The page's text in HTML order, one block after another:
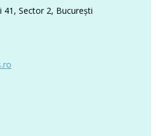
41, Sector 2, București